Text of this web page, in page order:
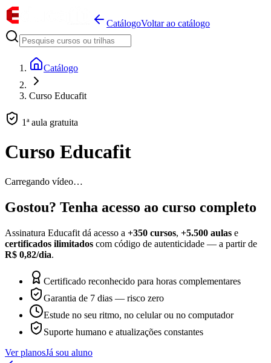
CatálogoVoltar ao catálogo
Catálogo
Curso Educafit
1ª aula gratuita
Curso Educafit
Carregando vídeo…
Gostou? Tenha acesso ao curso completo
Assinatura Educafit dá acesso a +350 cursos, +5.500 aulas e
certificados ilimitados com código de autenticidade — a partir de
R$ 0,82/dia.
Certificado reconhecido para horas complementares
Garantia de 7 dias — risco zero
Estude no seu ritmo, no celular ou no computador
Suporte humano e atualizações constantes
Ver planosJá sou aluno